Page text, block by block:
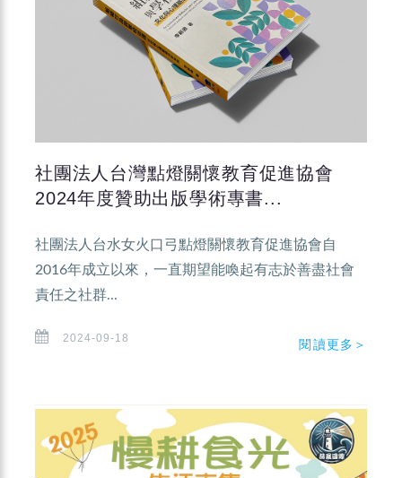
社團法人台灣點燈關懷教育促進協會
2024年度贊助出版學術專書...
社團法人台水女火口弓點燈關懷教育促進協會自
2016年成立以來，一直期望能喚起有志於善盡社會
責任之社群...
2024-09-18 閱讀更多＞